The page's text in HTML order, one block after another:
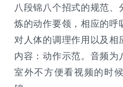
八段锦八个招式的规范
炼的动作要领，相应的呼
对人体的调理作用以及相
内容：动作示范。音频为
室外不方便看视频的时